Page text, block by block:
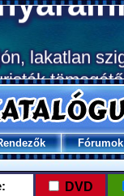
Fórumok
DVD